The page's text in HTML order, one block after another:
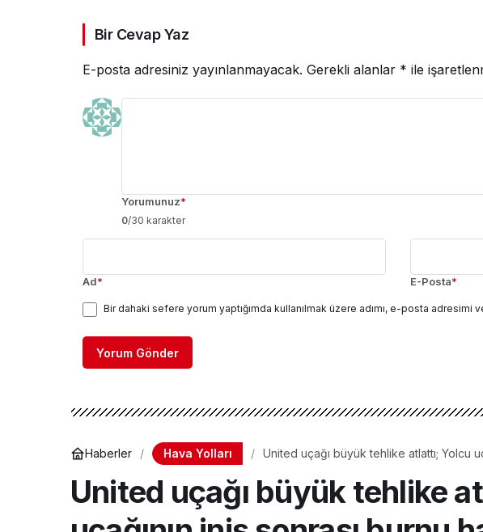
Bir Cevap Yaz
E-posta adresiniz yayınlanmayacak. Gerekli alanlar * ile
Yorumunuz*
0/30 karakter
Ad* E-Posta*
Bir dahaki sefere yorum yaptığımda kullanılmak üzere adımı, e-posta adresimi
Yorum Gönder
Haberler Hava Yolları United uçağı büyük tehlike atlattı; Yolcu
United uçağı büyük tehlike